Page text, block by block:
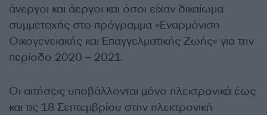
άνεργοι και άεργοι και όσοι είχαν δικαίωμα
συμμετοχής στο πρόγραμμα «Εναρμόνιση
Οικογενειακής και Επαγγελματικής Ζωής» για την
περίοδο 2020 – 2021.
Οι αιτήσεις υποβάλλονται μόνο ηλεκτρονικά έως
και τις 18 Σεπτεμβρίου στην ηλεκτρονική